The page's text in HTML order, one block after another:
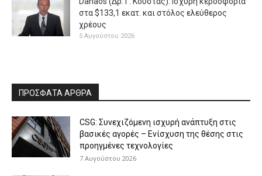
στα $133,1 εκατ. και στόλος ελεύθερος
χρέους
5 Αυγούστου 2026
ΠΡΟΣΦΑΤΑ ΑΡΘΡΑ
CSG: Συνεχιζόμενη ισχυρή ανάπτυξη στις
βασικές αγορές – Ενίσχυση της θέσης στις
προηγμένες τεχνολογίες
7 Αυγούστου 2026